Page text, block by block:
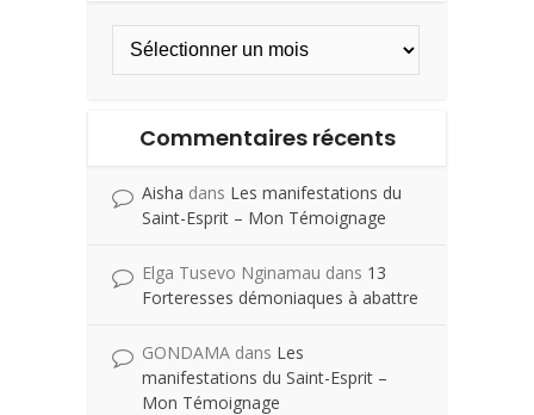
Commentaires récents
Aisha dans Les manifestations du
Saint-Esprit – Mon Témoignage
Elga Tusevo Nginamau dans 13
Forteresses démoniaques à abattre
GONDAMA dans Les
manifestations du Saint-Esprit –
Mon Témoignage